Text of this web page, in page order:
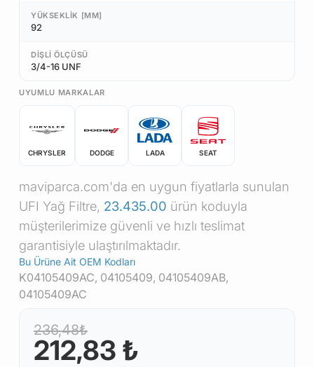
YÜKSEKLIK [MM]
92
DIŞLI ÖLÇÜSÜ
3/4-16 UNF
UYUMLU MARKALAR
CHRYSLER DODGE LADA SEAT
maviparca.com'da en uygun fiyatlarla sunulan
UFI Yağ Filtre, 23.435.00 ürün koduyla
müşterilerimize güvenli ve hızlı teslimat
garantisiyle ulaştırılmaktadır.
Bu Ürüne Ait OEM Kodları
K04105409AC, 04105409, 04105409AB,
04105409AC
236,48₺
212,83 ₺